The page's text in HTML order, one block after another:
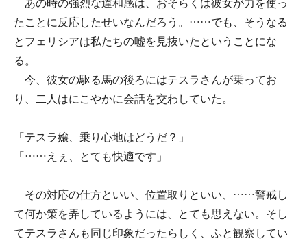
あの時の強烈な違和感は、おそらくは彼女が力を使っ
たことに反応したせいなんだろう。……でも、そうなる
とフェリシアは私たちの嘘を見抜いたということにな
る。
今、彼女の駆る馬の後ろにはテスラさんが乗ってお
り、二人はにこやかに会話を交わしていた。
「テスラ嬢、乗り心地はどうだ？」
「……えぇ、とても快適です」
その対応の仕方といい、位置取りといい、……警戒し
て何か策を弄しているようには、とても思えない。そし
てテスラさんも同じ印象だったらしく、ふと観察してい